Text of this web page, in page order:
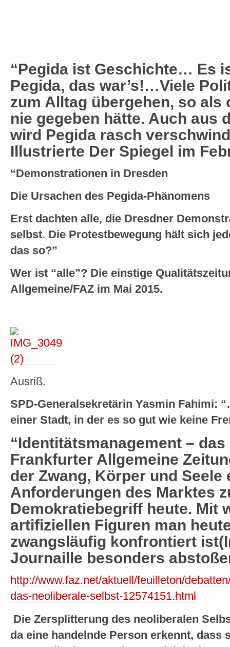
“Pegida ist Geschichte… Es
Pegida, das war’s!…Viele
zum Alltag übergehen, so als
nie gegeben hätte. Auch aus
wird Pegida rasch
Illustrierte Der Spiegel im
“Demonstrationen in Dresden
Die Ursachen des Pegida-Phänomens
Erst dachten alle, die Dresdner
selbst. Die Protestbewegung hält sich
das so?”
Wer ist “alle”? Die einstige
Allgemeine/FAZ im Mai 2015.
Ausriß.
SPD-Generalsekretärin Yasmin Fahimi:
einer Stadt, in der es so gut wie keine
“Identitätsmanagement –
Frankfurter Allgemeine
der Zwang, Körper und
Anforderungen des Marktes
Demokratiebegriff heute. Mit
artifiziellen Figuren man
zwangsläufig konfrontiert
Journaille besonders
http://www.faz.net/aktuell/feuilleton/
das-neoliberale-selbst-12574151.html
Die Zersplitterung des neoliberalen
da eine handelnde Person erkennt, dass